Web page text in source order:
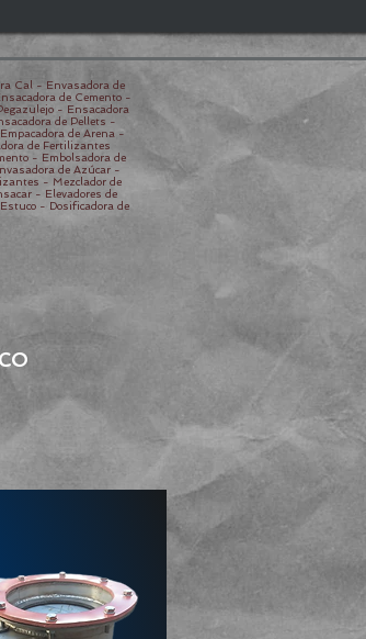
Cal - Envasadora de
de Cemento -
- Ensacadora
de Pellets -
de Arena -
de Fertilizantes
- Embolsadora de
de Azúcar -
- Mezclador de
- Elevadores de
- Dosificadora de